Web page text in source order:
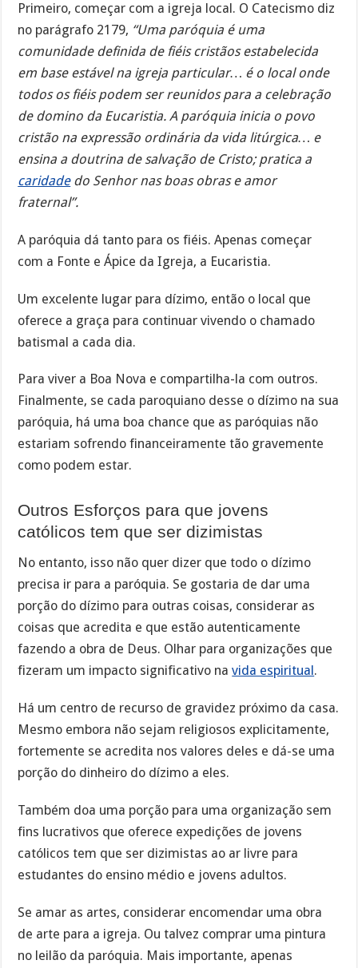
Primeiro, começar com a igreja local. O Catecismo diz
no parágrafo 2179, “Uma paróquia é uma
comunidade definida de fiéis cristãos estabelecida
em base estável na igreja particular… é o local onde
todos os fiéis podem ser reunidos para a celebração
de domino da Eucaristia. A paróquia inicia o povo
cristão na expressão ordinária da vida litúrgica… e
ensina a doutrina de salvação de Cristo; pratica a
caridadedo Senhor nas boas obras e amor
fraternal”.
A paróquia dá tanto para os fiéis. Apenas começar
com a Fonte e Ápice da Igreja, a Eucaristia.
Um excelente lugar para dízimo, então o local que
oferece a graça para continuar vivendo o chamado
batismal a cada dia.
Para viver a Boa Nova e compartilha-la com outros.
Finalmente, se cada paroquiano desse o dízimo na sua
paróquia, há uma boa chance que as paróquias não
estariam sofrendo financeiramente tão gravemente
como podem estar.
Outros Esforços para que jovens
católicos tem que ser dizimistas
No entanto, isso não quer dizer que todo o dízimo
precisa ir para a paróquia. Se gostaria de dar uma
porção do dízimo para outras coisas, considerar as
coisas que acredita e que estão autenticamente
fazendo a obra de Deus. Olhar para organizações que
fizeram um impacto significativo navida espiritual .
Há um centro de recurso de gravidez próximo da casa.
Mesmo embora não sejam religiosos explicitamente,
fortemente se acredita nos valores deles e dá-se uma
porção do dinheiro do dízimo a eles.
Também doa uma porção para uma organização sem
fins lucrativos que oferece expedições de jovens
católicos tem que ser dizimistas ao ar livre para
estudantes do ensino médio e jovens adultos.
Se amar as artes, considerar encomendar uma obra
de arte para a igreja. Ou talvez comprar uma pintura
no leilão da paróquia. Mais importante, apenas